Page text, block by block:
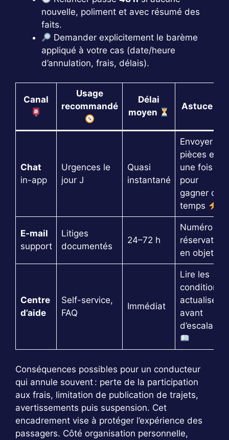
nouvelle, poliment et avec résumé des
faits.
Demander explicitement le barème
appliqué à votre cas (date/heure
d’annulation, frais, délais).
Canal
Usage
recommandé
Délai
moyen
Astuce
Chat
in-app
Urgences le
jour J
Quasi
instantané
Envoyer
pièces en
une fois
pour
gagner du
temps
E-mail
support
Litiges
documentés
24–72 h
Numéro de
réservation
en objet
Centre
d’aide
Self-service,
FAQ
Immédiat
Lire les
conditions
actualisées
avant
d’escalader
Conséquences possibles pour un conducteur
qui annule souvent : perte de la participation
aux frais, limitation de publication de trajets,
avertissements puis suspension. Cet
encadrement vise à protéger l’expérience des
passagers. Côté organisation personnelle,